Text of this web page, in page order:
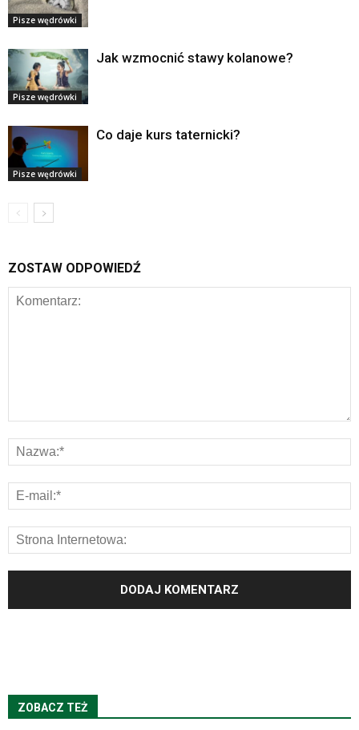
Pisze wędrówki
Pisze wędrówki
Jak wzmocnić stawy kolanowe?
Pisze wędrówki
Co daje kurs taternicki?
ZOSTAW ODPOWIEDŹ
ZOBACZ TEŻ